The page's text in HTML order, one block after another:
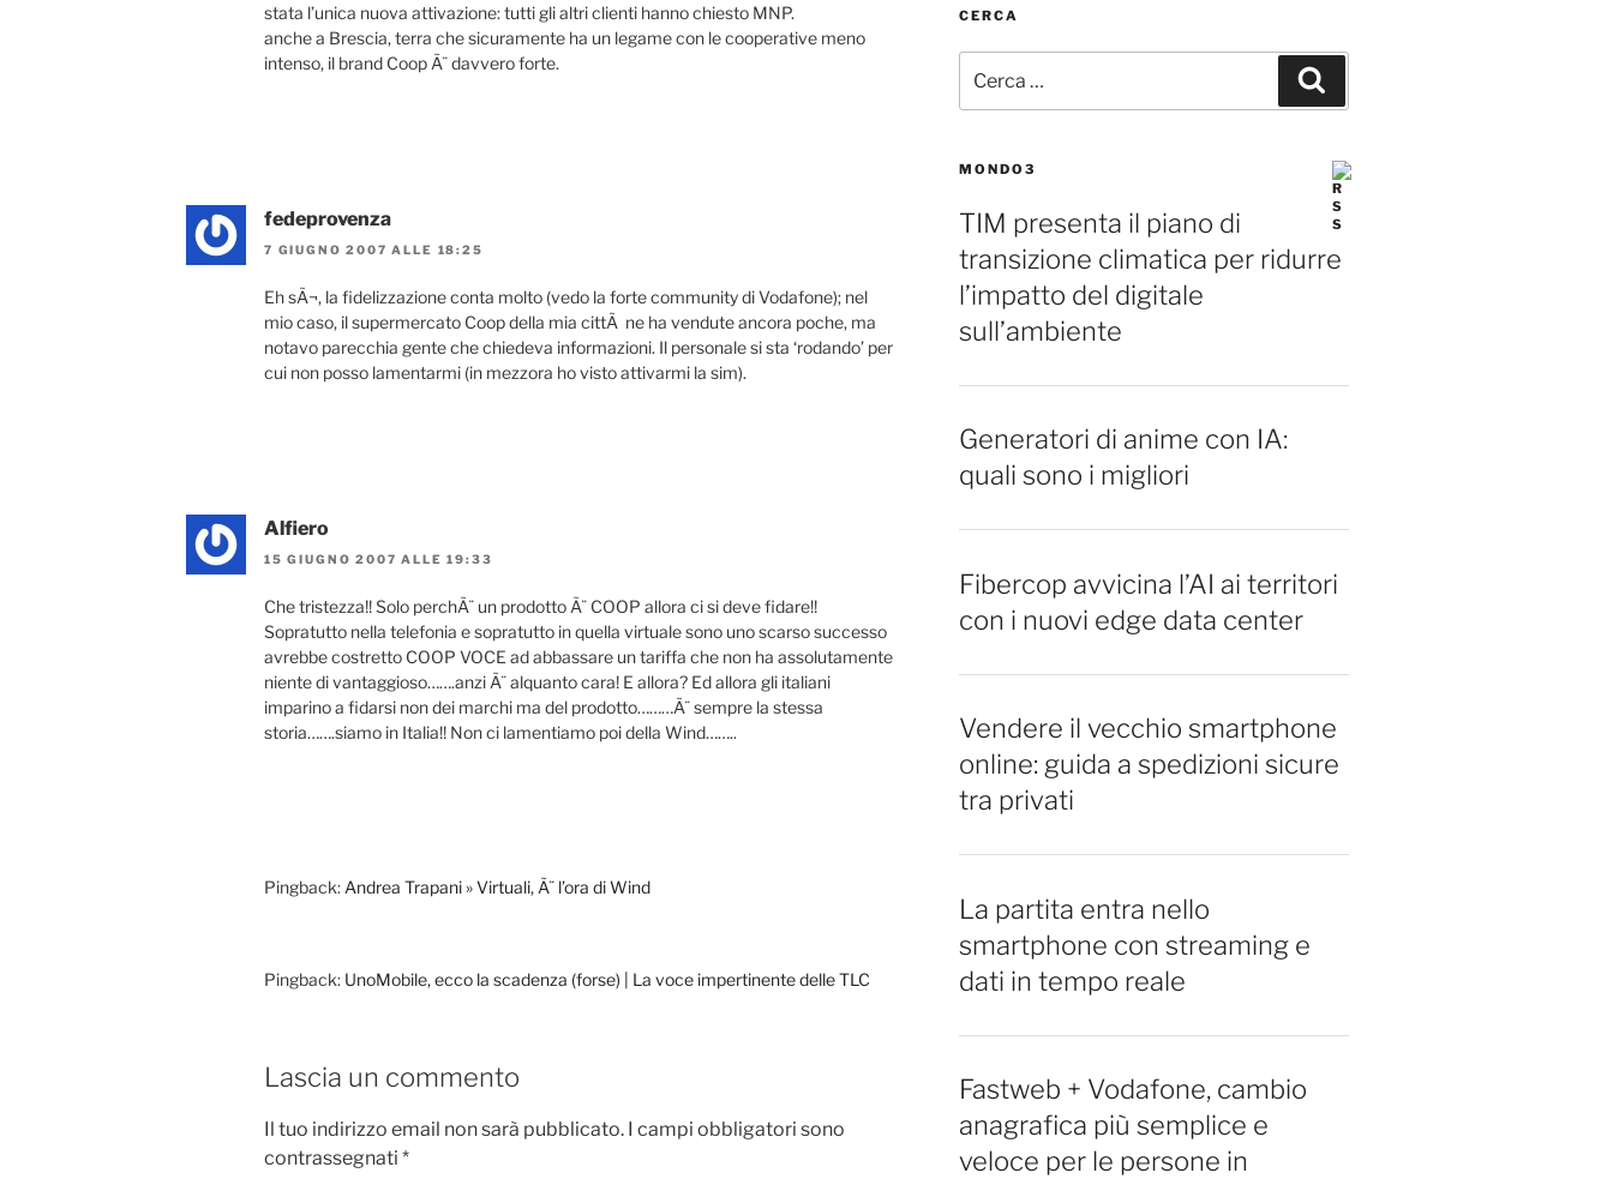
stata l’unica nuova attivazione: tutti gli altri clienti hanno chiesto MNP.
anche a Brescia, terra che sicuramente ha un legame con le cooperative meno
intenso, il brand Coop Ã¨ davvero forte.
fedeprovenza
7 GIUGNO 2007 ALLE 18:25
Eh sÃ¬, la fidelizzazione conta molto (vedo la forte community di Vodafone); nel
mio caso, il supermercato Coop della mia cittÃ ne ha vendute ancora poche, ma
notavo parecchia gente che chiedeva informazioni. Il personale si sta ‘rodando’ per
cui non posso lamentarmi (in mezzora ho visto attivarmi la sim).
Alfiero
15 GIUGNO 2007 ALLE 19:33
Che tristezza!! Solo perchÃ¨ un prodotto Ã¨ COOP allora ci si deve fidare!!
Sopratutto nella telefonia e sopratutto in quella virtuale sono uno scarso successo
avrebbe costretto COOP VOCE ad abbassare un tariffa che non ha assolutamente
niente di vantaggioso…….anzi Ã¨ alquanto cara! E allora? Ed allora gli italiani
imparino a fidarsi non dei marchi ma del prodotto………Ã¨ sempre la stessa
storia…….siamo in Italia!! Non ci lamentiamo poi della Wind……..
Pingback:Andrea Trapani » Virtuali, Ã¨ l’ora di Wind
Pingback: UnoMobile, ecco la scadenza (forse) | La voce impertinente delle TLC
Lascia un commento
Il tuo indirizzo email non sarà pubblicato. I campi obbligatori sono
contrassegnati *
CERCA
MONDO3
TIM presenta il piano di
transizione climatica per ridurre
l’impatto del digitale
sull’ambiente
Generatori di anime con IA:
quali sono i migliori
Fibercop avvicina l’AI ai territori
con i nuovi edge data center
Vendere il vecchio smartphone
online: guida a spedizioni sicure
tra privati
La partita entra nello
smartphone con streaming e
dati in tempo reale
Fastweb + Vodafone, cambio
anagrafica più semplice e
veloce per le persone in